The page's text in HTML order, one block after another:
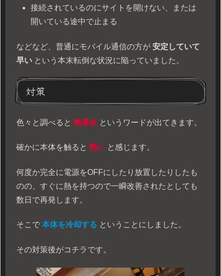
接続されているのにサイトを開けない、または
開いている途中で止まる
などなど、普通にモバイル通信の方が 安定していて
早い という本末転倒な状況に陥っていました。
対策
色々と調べると 熱暴走 というワードが出てきます。
確かに本体を触ると 熱い と感じます。
何度か完全に電源をOFFにしたり放置したりしたも
のの、すぐに熱を持つので一瞬改善されたとしても
数日で再発します。
そこで 本体を冷却する ということにしました。
その対策後がコチラです。